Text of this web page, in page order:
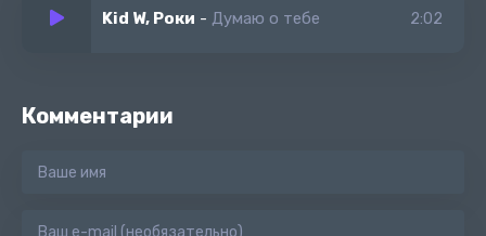
Kid W, Роки - Думаю о тебе 2:02
Комментарии